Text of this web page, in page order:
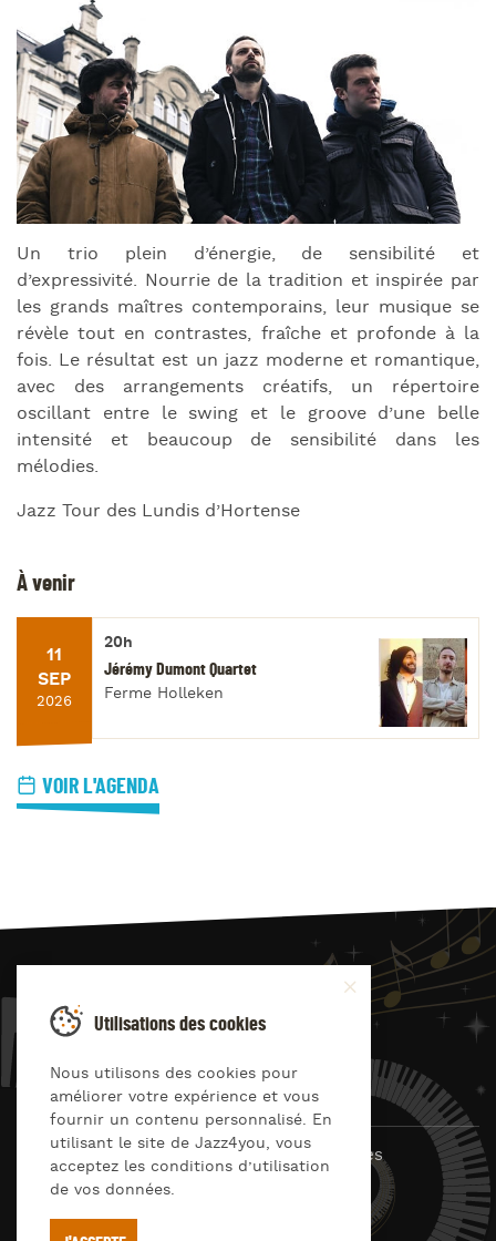
Un trio plein d’énergie, de sensibilité et
d’expressivité. Nourrie de la tradition et inspirée par
les grands maîtres contemporains, leur musique se
révèle tout en contrastes, fraîche et profonde à la
fois. Le résultat est un jazz moderne et romantique,
avec des arrangements créatifs, un répertoire
oscillant entre le swing et le groove d’une belle
intensité et beaucoup de sensibilité dans les
mélodies.
Jazz Tour des Lundis d’Hortense
À venir
11
SEP
2026
20h
Jérémy Dumont Quartet
Ferme Holleken
VOIR L'AGENDA
JAZZ4
© Jazz4you 2019 – 2026 Tous droits réservés
Déclaration de confidentialité
RGPD & consentement
Utilisations des cookies
Nous utilisons des cookies pour
améliorer votre expérience et vous
fournir un contenu personnalisé. En
utilisant le site de Jazz4you, vous
acceptez les conditions d’utilisation
de vos données.